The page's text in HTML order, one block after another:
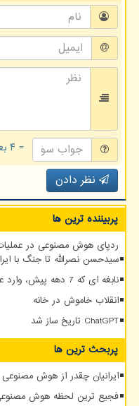
= ۴ بعلاوه ۳
نظر دادن
پربیننده ترین ها
ردپای هوش مصنوعی در عملیات
سیدحسن نصرالله تا جنگ با
نابغه ای که 7 دهه پیش، وارد عصر هوش مصنوعی شد
انقلاب خاموش در خانه
ChatGPT تاریخ ساز شد
پربحث ترین ها
ایرانیان چقدر از هوش مصنوعی
فجیع ترین لحظه هوش